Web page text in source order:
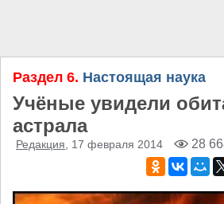
Раздел 6. Настоящая наука
Учёные увидели
астрала
Редакция , 17 февраля 2014 28